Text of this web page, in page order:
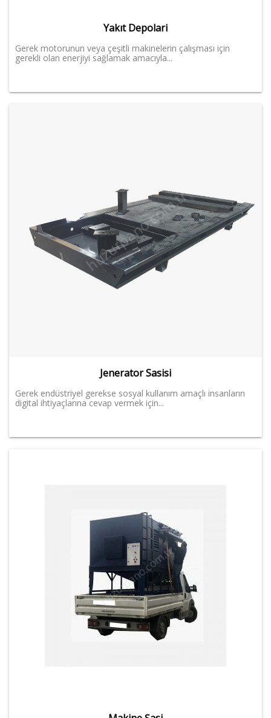
Yakıt Depolari
Gerek motorunun veya çeşitli makinelerin çalışması için
gerekli olan enerjiyi sağlamak amacıyla...
Jenerator Sasisi
Gerek endüstriyel gerekse sosyal kullanım amaçlı insanların
digital ihtiyaçlarına cevap vermek için...